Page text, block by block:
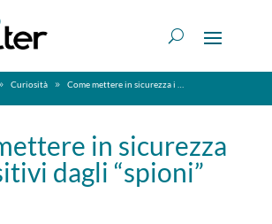
Curiosità Come mettere in sicurezza i dispositivi dagli “spioni” digitali
in sicurezza
dagli “spioni”